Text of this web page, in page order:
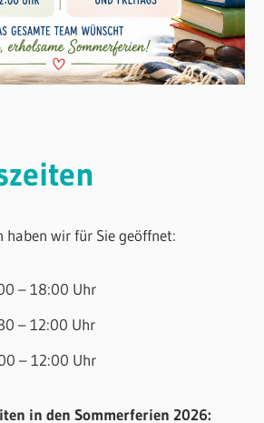
haben wir für Sie geöffnet:
– 18:00 Uhr
– 12:00 Uhr
– 12:00 Uhr
in den Sommerferien 2026: